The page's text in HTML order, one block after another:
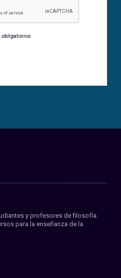
obligatorios
y profesores de filosofía
para la enseñanza de la